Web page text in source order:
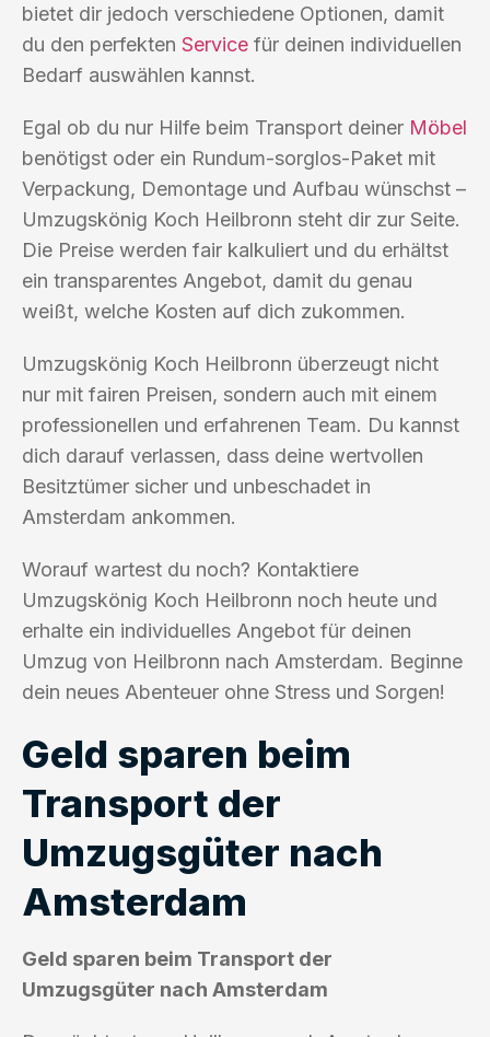
bietet dir jedoch verschiedene Optionen, damit
du den perfekten Service für deinen individuellen
Bedarf auswählen kannst.
Egal ob du nur Hilfe beim Transport deiner Möbel
benötigst oder ein Rundum-sorglos-Paket mit
Verpackung, Demontage und Aufbau wünschst –
Umzugskönig Koch Heilbronn steht dir zur Seite.
Die Preise werden fair kalkuliert und du erhältst
ein transparentes Angebot, damit du genau
weißt, welche Kosten auf dich zukommen.
Umzugskönig Koch Heilbronn überzeugt nicht
nur mit fairen Preisen, sondern auch mit einem
professionellen und erfahrenen Team. Du kannst
dich darauf verlassen, dass deine wertvollen
Besitztümer sicher und unbeschadet in
Amsterdam ankommen.
Worauf wartest du noch? Kontaktiere
Umzugskönig Koch Heilbronn noch heute und
erhalte ein individuelles Angebot für deinen
Umzug von Heilbronn nach Amsterdam. Beginne
dein neues Abenteuer ohne Stress und Sorgen!
Geld sparen beim
Transport der
Umzugsgüter nach
Amsterdam
Geld sparen beim Transport der
Umzugsgüter nach Amsterdam